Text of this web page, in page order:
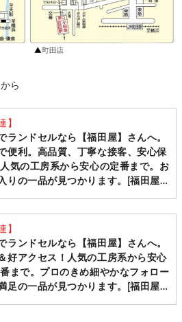
ら
】
ランドセルなら【福田屋】さんへ。
便利。高品質、丁寧な接客、安心保
気の工房系から安心の定番まで。お
りの一品が見つかります。[福田屋人
】
ランドセルなら【福田屋】さんへ。
好アクセス！人気の工房系から安心
まで。プロのきめ細やかなフォロー
足の一品が見つかります。[福田屋人